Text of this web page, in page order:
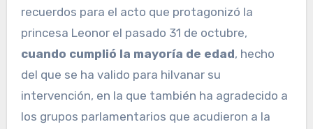
recuerdos para el acto que protagonizó la
princesa Leonor el pasado 31 de octubre,
cuando cumplió la mayoría de edad, hecho
del que se ha valido para hilvanar su
intervención, en la que también ha agradecido a
los grupos parlamentarios que acudieron a la